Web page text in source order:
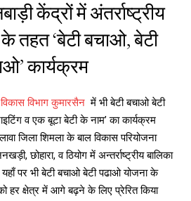
केंद्रों में अंतर्राष्ट्रीय
तहत ‘बेटी बचाओ, बेटी
कार्यक्रम
विकास विभाग कुमारसैनमें भी बेटी बचाओ बेटी
व एक बूटा बेटी के नाम’ का कार्यक्रम
जिला शिमला के बाल विकास परियोजना
छोहारा, व ठियोग में अन्तर्राष्ट्रीय बालिका
पर भी बेटी बचाओ बेटी पढाओ योजना के
हर क्षेत्र में आगे बढ़ने के लिए प्रेरित किया